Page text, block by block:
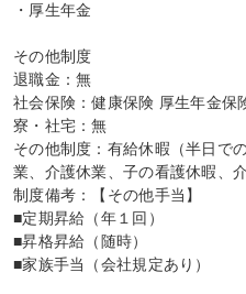
・厚生年金
その他制度
退職金：無
社会保険：健康保険 厚生年金保
寮・社宅：無
その他制度：有給休暇（半日で
業、介護休業、子の看護休暇、
制度備考：【その他手当】
■定期昇給（年１回）
■昇格昇給（随時）
■家族手当（会社規定あり）